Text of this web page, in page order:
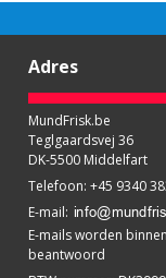
Adres
MundFrisk.be
Teglgaardsvej 36
DK-5500 Middelfart
Telefoon: +45 9340
E-mail:
E-mails worden
beantwoord